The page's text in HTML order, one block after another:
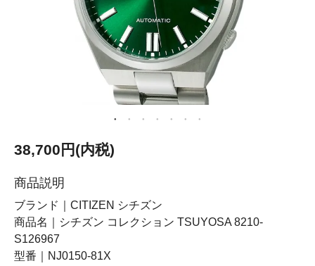
38,700円(内税)
商品説明
ブランド｜CITIZEN シチズン
商品名｜シチズン コレクション TSUYOSA 8210-
S126967
型番｜NJ0150-81X